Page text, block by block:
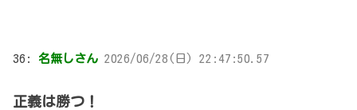
36: 名無しさん 2026/06/28(日) 22:47:50.57
正義は勝つ！